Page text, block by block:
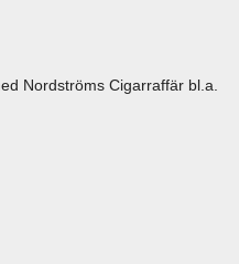
Nordströms Cigarraffär bl.a.